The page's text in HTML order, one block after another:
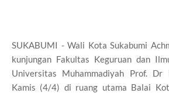
SUKABUMI - Wali Kota Sukabumi
kunjungan Fakultas Keguruan dan
Universitas Muhammadiyah Prof. Dr
Kamis (4/4) di ruang utama Balai